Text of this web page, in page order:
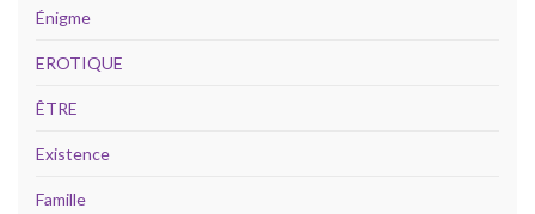
Énigme
EROTIQUE
ÊTRE
Existence
Famille